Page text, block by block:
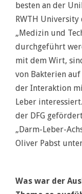
besten an der
RWTH
„Medizin und
durchgeführt
mit dem Wirt,
von Bakterien
der Interaktion
Leber
der DFG
„Darm-Leber-
Oliver Pabst
Was war der